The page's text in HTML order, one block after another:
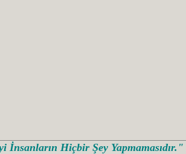
Hiçbir Şey Yapmamasıdır."